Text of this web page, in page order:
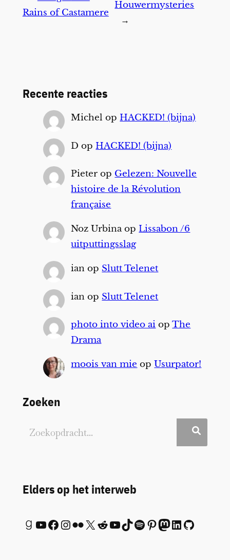
Rains of Castamere
Houwermysteries
→
Recente reacties
Michel opHACKED! (bijna)
D opHACKED! (bijna)
Pieter op Gelezen: Nouvelle
histoire de la Révolution
française
Noz UrbinaopLissabon /6
uitputtingsslag
ian op Slutt Telenet
ian op Slutt Telenet
photo into video ai opThe
Drama
moois van mie opUsurpator!
Zoeken
Elders op het interweb
Goodreads YouTube Facebook InstagramFlickr X Reddit YouTube TikTok Spotify Pinterest Mastodon LinkedIn GitHub